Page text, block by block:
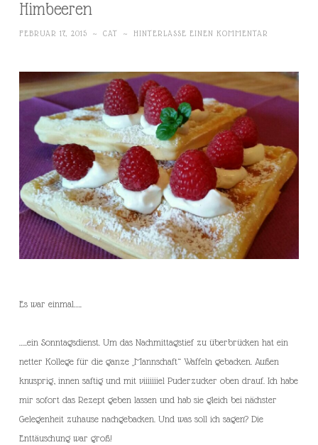
Himbeeren
FEBRUAR 17, 2015 ~ CAT ~ HINTERLASSE EINEN KOMMENTAR
Es war einmal…..
…..ein Sonntagsdienst. Um das Nachmittagstief zu überbrücken hat ein
netter Kollege für die ganze „Mannschaft“ Waffeln gebacken. Außen
knusprig, innen saftig und mit viiiiiiiel Puderzucker oben drauf. Ich habe
mir sofort das Rezept geben lassen und hab sie gleich bei nächster
Gelegenheit zuhause nachgebacken. Und was soll ich sagen? Die
Enttäuschung war groß!